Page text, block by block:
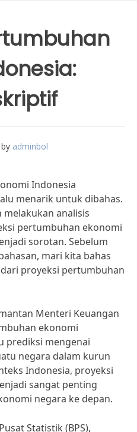
by adminbol
Indonesia
menarik untuk dibahas.
analisis
pertumbuhan ekonomi
sorotan. Sebelum
mari kita bahas
proyeksi pertumbuhan
Menteri Keuangan
ekonomi
prediksi mengenai
negara dalam kurun
Indonesia, proyeksi
sangat penting
negara ke depan.
Statistik (BPS),